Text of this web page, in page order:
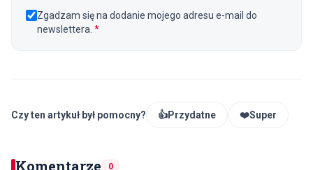
Zgadzam się na dodanie mojego adresu e-mail do
newslettera. *
Czy ten artykuł był pomocny? 👍Przydatne ❤️Super
Komentarze 0